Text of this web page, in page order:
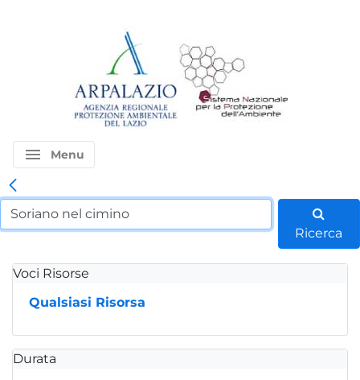
menu Menu
Ricerca
Voci Risorse
Qualsiasi Risorsa
Durata